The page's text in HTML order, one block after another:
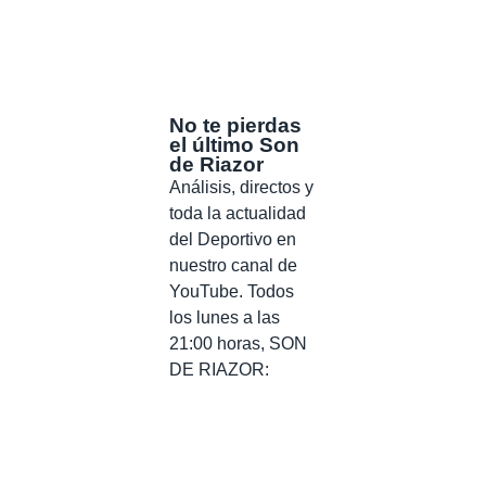
No te pierdas
el último Son
de Riazor
Análisis, directos y
toda la actualidad
del Deportivo en
nuestro canal de
YouTube. Todos
los lunes a las
21:00 horas, SON
DE RIAZOR: